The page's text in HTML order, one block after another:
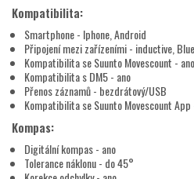
Kompatibilita:
Smartphone - Iphone, Android
Připojení mezi zařízeními - inductive,
Kompatibilita se Suunto Movescount - ano
Kompatibilita s DM5 - ano
Přenos záznamů - bezdrátový/USB
Kompatibilita se Suunto Movescount App
Kompas:
Digitální kompas - ano
Tolerance náklonu - do 45°